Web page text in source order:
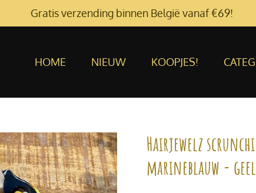
Gratis verzending binnen België vanaf €69!
HOME NIEUW KOOPJES!
Hairjewelz
marineblauw - geel